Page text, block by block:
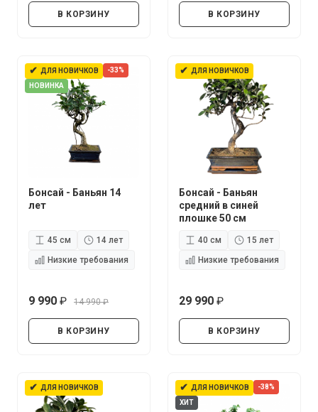
В КОРЗИНУ В КОРЗИНУ
✔ ДЛЯ НОВИЧКОВ
-33%
НОВИНКА
Бонсай - Баньян 14
лет
45 см
14 лет
Низкие требования
9 990
14 990
В КОРЗИНУ
✔ ДЛЯ НОВИЧКОВ
Бонсай - Баньян
средний в синей
плошке 50 см
40 см
15 лет
Низкие требования
29 990
В КОРЗИНУ
✔ ДЛЯ НОВИЧКОВ ✔ ДЛЯ НОВИЧКОВ
-38%
ХИТ